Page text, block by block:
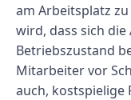
am Arbeitsplatz
wird, dass sich
Betriebszustand
Mitarbeiter vor
auch, kostspielige